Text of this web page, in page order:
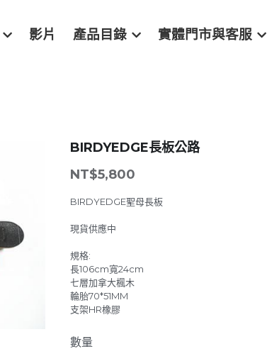
影片 產品目錄 實體門市與客服
BIRDYEDGE長板公路
NT$5,800
BIRDYEDGE聖母長板
現貨供應中
規格:
長106cm寬24cm
七層加拿大楓木
輪胎70*51MM
支架HR橡膠
數量